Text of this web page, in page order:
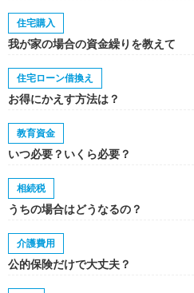
住宅購入
我が家の場合の資金繰りを教えて
住宅ローン借換え
お得にかえす方法は？
教育資金
いつ必要？いくら必要？
相続税
うちの場合はどうなるの？
介護費用
公的保険だけで大丈夫？